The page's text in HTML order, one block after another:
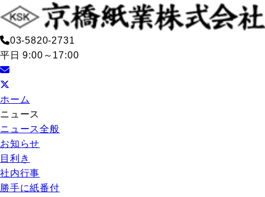
03-5820-2731
平日 9:00～17:00
ホーム
ニュース
ニュース全般
お知らせ
目利き
社内行事
勝手に紙番付